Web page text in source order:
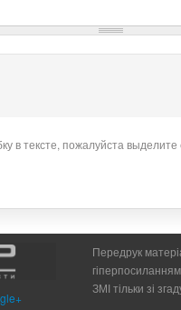
в тексте, пожалуйста
Передрук
ЗМІ тільки зі